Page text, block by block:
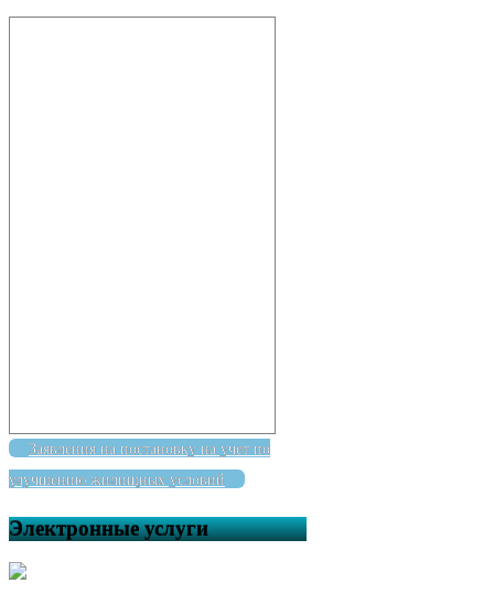
Заявления на постановку на учет по
улучшению жилищных условий
Электронные услуги